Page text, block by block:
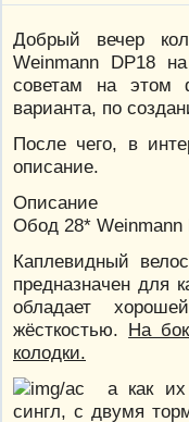
Добрый вечер
Weinmann DP18
советам на этом
варианта, по
После чего, в
описание.
Описание
Обод 28* Weinmann
Каплевидный
предназначен для
обладает
жёсткостью. На
колодки.
а как их
сингл, с двумя